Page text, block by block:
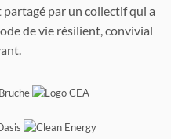
par un collectif qui a
de vie résilient, convivial